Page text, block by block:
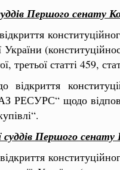
суддів Першого
України
третьої статті 459,
відкриття
РЕСУРС“ щодо
суддів Першого